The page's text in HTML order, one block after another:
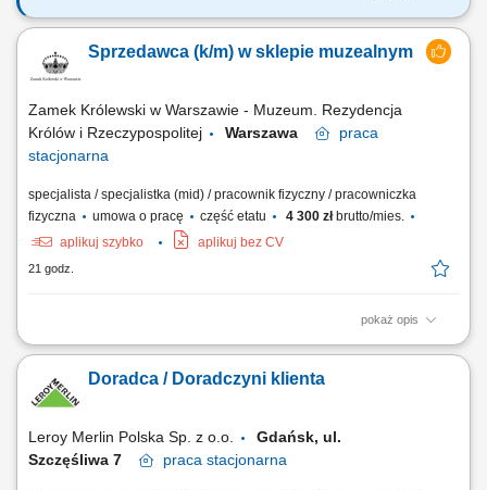
Co będziesz robić? Twój start z Buddym: przez pierwsze 4 miesiące
będziesz pracować na dziale oraz zdobywać wiedzę sprzedażową przy
wsparciu opiekuna wdrożenia i zespołu, Aktywna sprzedaż i doradztwo:
będziesz sprzedawać i doradzać klientom w wyborze najlepszych
Sprzedawca (k/m) w sklepie muzealnym
Zamek Królewski w Warszawie - Muzeum. Rezydencja
Królów i Rzeczypospolitej
Warszawa
praca
stacjonarna
specjalista / specjalistka (mid) / pracownik fizyczny / pracowniczka
fizyczna
umowa o pracę część etatu 4 300 złbrutto/mies.
aplikuj szybko
aplikuj bez CV
21 godz.
pokaż opis
Nasz sklep muzealny jest częścią odwiedzin w Zamku – oferujemy
związane z tematyką naszych ekspozycji. Szukamy osoby, która z pasją
pomoże naszym gościom zabrać cząstkę muzeum do domu. Twój
Doradca / Doradczyni klienta
Leroy Merlin Polska Sp. z o.o.
Gdańsk, ul.
Szczęśliwa 7
praca stacjonarna